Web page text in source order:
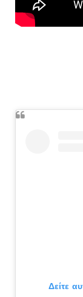
Δείτε